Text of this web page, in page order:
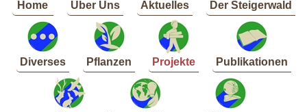
Home Über Uns Aktuelles Der Steigerwald
Diverses Pflanzen Projekte Publikationen